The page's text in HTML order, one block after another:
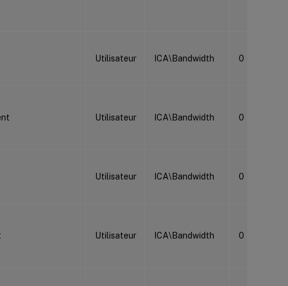
Utilisateur ICA\Bandwidth 0
Utilisateur ICA\Bandwidth 0
Utilisateur ICA\Bandwidth 0
Utilisateur ICA\Bandwidth 0